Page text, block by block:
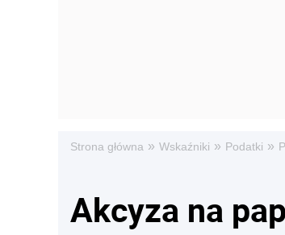
Strona główna » Wskaźniki » Podatki »
Akcyza na